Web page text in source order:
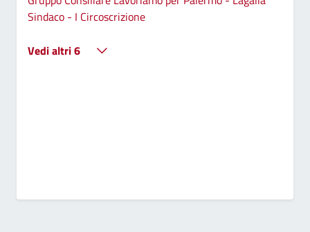
Sindaco - I Circoscrizione
Vedi altri 6